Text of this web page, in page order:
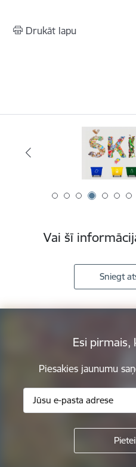
Drukāt lapu
Vai šī
Sniegt
Esi pirmais,
Piesakies jaunumu